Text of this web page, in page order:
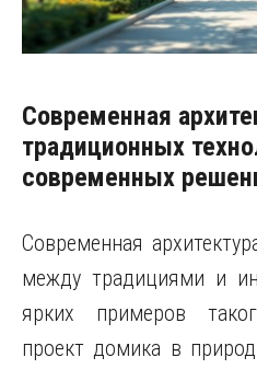
Современная
традиционных
современных
Современная
между традициями и
ярких примеров
проект домика в